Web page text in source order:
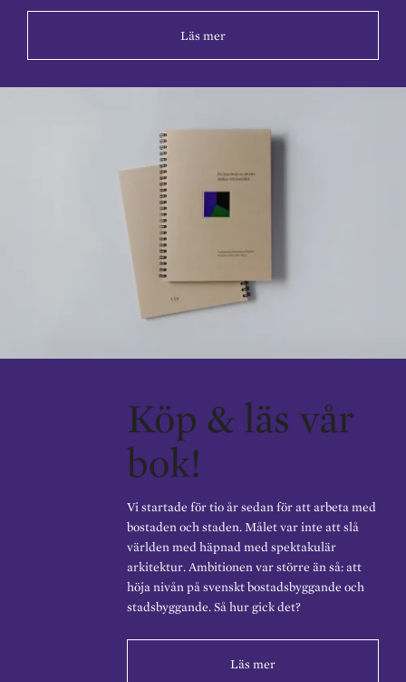
Läs mer
Köp & läs vår
bok!
Vi startade för tio år sedan för att arbeta med
bostaden och staden. Målet var inte att slå
världen med häpnad med spektakulär
arkitektur. Ambitionen var större än så: att
höja nivån på svenskt bostadsbyggande och
stadsbyggande. Så hur gick det?
Läs mer